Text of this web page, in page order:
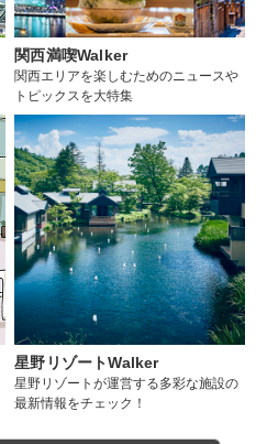
関西満喫Walker
関西エリアを楽しむためのニュースや
トピックスを大特集
星野リゾートWalker
星野リゾートが運営する多彩な施設の
最新情報をチェック！